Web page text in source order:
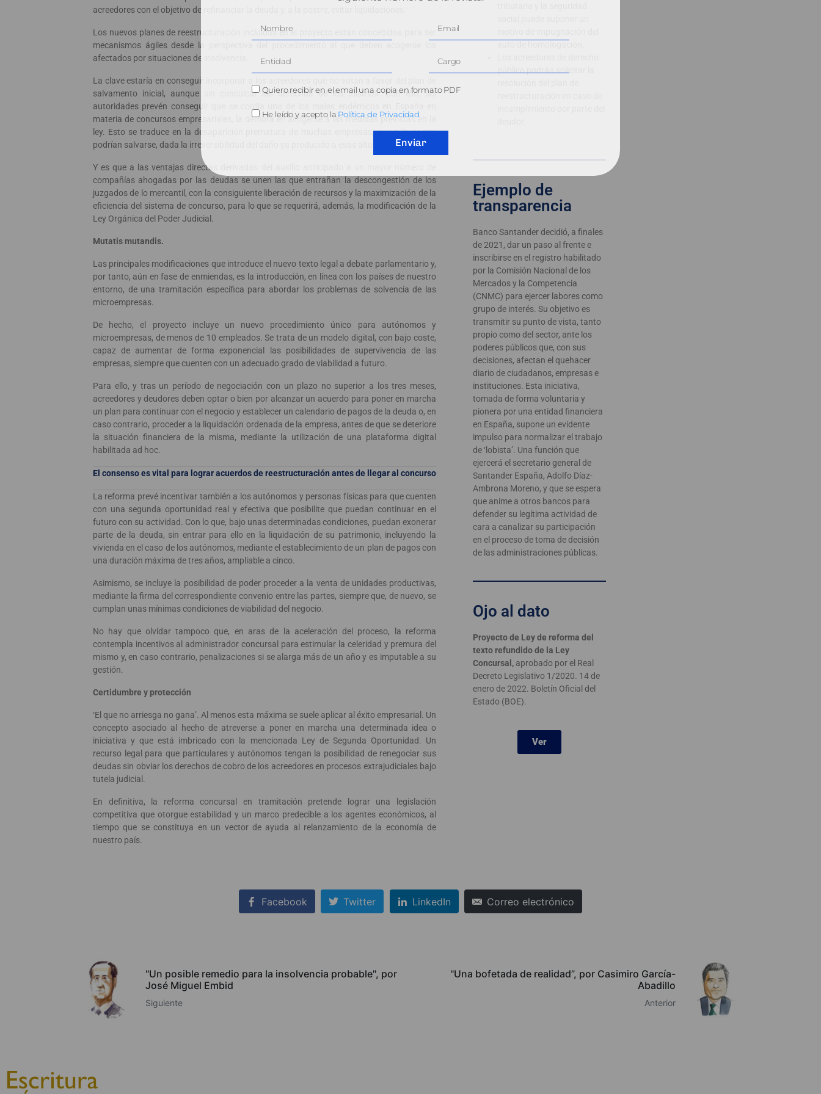
acreedores con el objetivo de refinanciar la deuda y, a la postre, evitar liquidaciones.
Los nuevos planes de reestructuración incluidos en el proyecto están concebidos para ser
mecanismos ágiles desde la perspectiva del procedimiento al que deben acogerse los
afectados por situaciones de insolvencia.
La clave estaría en conseguir incorporar a los acreedores que no votan a favor del plan de
salvamento inicial, aunque sin conculcar los derechos de los mismos. Con ello, las
autoridades prevén conseguir que se corrija uno de los males endémicos en España en
materia de concursos empresariales, la demora en acogerse a las medidas previstas en la
ley. Esto se traduce en la desaparición prematura de muchas empresas, que a la postre
podrían salvarse, dada la irreversibilidad del daño ya producido a esas alturas.
Y es que a las ventajas directas derivadas del auxilio anticipado a un mayor número de
compañías ahogadas por las deudas se unen las que entrañan la descongestión de los
juzgados de lo mercantil, con la consiguiente liberación de recursos y la maximización de la
eficiencia del sistema de concurso, para lo que se requerirá, además, la modificación de la
Ley Orgánica del Poder Judicial.
Mutatis mutandis.
Las principales modificaciones que introduce el nuevo texto legal a debate parlamentario y,
por tanto, aún en fase de enmiendas, es la introducción, en línea con los países de nuestro
entorno, de una tramitación específica para abordar los problemas de solvencia de las
microempresas.
De hecho, el proyecto incluye un nuevo procedimiento único para autónomos y
microempresas, de menos de 10 empleados. Se trata de un modelo digital, con bajo coste,
capaz de aumentar de forma exponencial las posibilidades de supervivencia de las
empresas, siempre que cuenten con un adecuado grado de viabilidad a futuro.
Para ello, y tras un período de negociación con un plazo no superior a los tres meses,
acreedores y deudores deben optar o bien por alcanzar un acuerdo para poner en marcha
un plan para continuar con el negocio y establecer un calendario de pagos de la deuda o, en
caso contrario, proceder a la liquidación ordenada de la empresa, antes de que se deteriore
la situación financiera de la misma, mediante la utilización de una plataforma digital
habilitada ad hoc.
El consenso es vital para lograr acuerdos de reestructuración antes de llegar al concurso
La reforma prevé incentivar también a los autónomos y personas físicas para que cuenten
con una segunda oportunidad real y efectiva que posibilite que puedan continuar en el
futuro con su actividad. Con lo que, bajo unas determinadas condiciones, puedan exonerar
parte de la deuda, sin entrar para ello en la liquidación de su patrimonio, incluyendo la
vivienda en el caso de los autónomos, mediante el establecimiento de un plan de pagos con
una duración máxima de tres años, ampliable a cinco.
Asimismo, se incluye la posibilidad de poder proceder a la venta de unidades productivas,
mediante la firma del correspondiente convenio entre las partes, siempre que, de nuevo, se
cumplan unas mínimas condiciones de viabilidad del negocio.
No hay que olvidar tampoco que, en aras de la aceleración del proceso, la reforma
contempla incentivos al administrador concursal para estimular la celeridad y premura del
mismo y, en caso contrario, penalizaciones si se alarga más de un año y es imputable a su
gestión.
Certidumbre y protección
‘El que no arriesga no gana’. Al menos esta máxima se suele aplicar al éxito empresarial. Un
concepto asociado al hecho de atreverse a poner en marcha una determinada idea o
iniciativa y que está imbricado con la mencionada Ley de Segunda Oportunidad. Un
recurso legal para que particulares y autónomos tengan la posibilidad de renegociar sus
deudas sin obviar los derechos de cobro de los acreedores en procesos extrajudiciales bajo
tutela judicial.
En definitiva, la reforma concursal en tramitación pretende lograr una legislación
competitiva que otorgue estabilidad y un marco predecible a los agentes económicos, al
tiempo que se constituya en un vector de ayuda al relanzamiento de la economía de
nuestro país.
público podrán solicitar la
Ejemplo de
transparencia
Banco Santander decidió, a finales
de 2021, dar un paso al frente e
inscribirse en el registro habilitado
por la Comisión Nacional de los
Mercados y la Competencia
(CNMC) para ejercer labores como
grupo de interés. Su objetivo es
transmitir su punto de vista, tanto
propio como del sector, ante los
poderes públicos que, con sus
decisiones, afectan el quehacer
diario de ciudadanos, empresas e
instituciones. Esta iniciativa,
tomada de forma voluntaria y
pionera por una entidad financiera
en España, supone un evidente
impulso para normalizar el trabajo
de ‘lobista’. Una función que
ejercerá el secretario general de
Santander España, Adolfo Díaz-
Ambrona Moreno, y que se espera
que anime a otros bancos para
defender su legítima actividad de
cara a canalizar su participación
en el proceso de toma de decisión
de las administraciones públicas.
Ojo al dato
Proyecto de Ley de reforma del
texto refundido de la Ley
Concursal,aprobado por el Real
Decreto Legislativo 1/2020. 14 de
enero de 2022. Boletín Oficial del
Estado (BOE).
Ver
Facebook Twitter LinkedIn Correo electrónico
"Un posible remedio para la insolvencia probable", por
José Miguel Embid
Siguiente
"Una bofetada de realidad”, por Casimiro García-
Abadillo
Anterior
Quiero recibir en el email una copia en formato PDF
He leído y acepto la Política de Privacidad
Enviar